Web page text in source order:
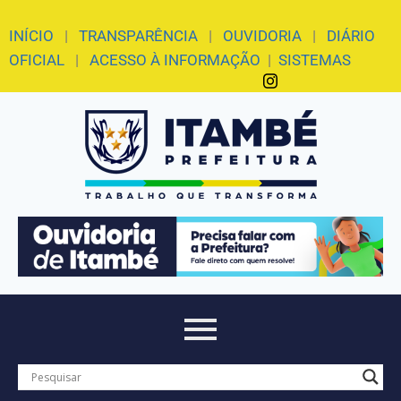
INÍCIO | TRANSPARÊNCIA | OUVIDORIA | DIÁRIO
OFICIAL | ACESSO À INFORMAÇÃO | SISTEMAS